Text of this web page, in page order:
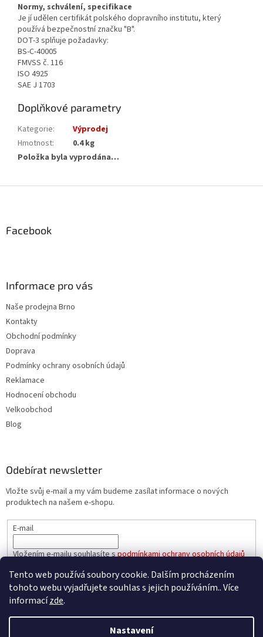
Tento web používá soubory cookie. Dalším procházením
tohoto webu vyjadřujete souhlas s jejich používáním.. Více
informacízde.
Nastavení
Normy, schválení, specifikace
Je jí udělen certifikát polského dopravního institutu, který
používá bezpečnostní značku "B".
DOT-3 splňuje požadavky:
BS-C-40005
FMVSS č. 116
ISO 4925
SAE J 1703
Doplňkové parametry
Kategorie:
Výprodej
Hmotnost:
0.4 kg
Položka byla vyprodána…
Facebook
Informace pro vás
Naše prodejna Brno
Kontakty
Obchodní podmínky
Doprava
Podmínky ochrany osobních údajů
Reklamace
Hodnocení obchodu
Velkoobchod
Blog
Odebírat newsletter
Vložte svůj e-mail a my vám budeme zasílat informace o nových
produktech na našem e-shopu.
E-mail
Vložením e-mailu souhlasíte spodmínkami ochrany osobních údajů
PŘIHLÁSIT SE
Vytvořil Shoptet